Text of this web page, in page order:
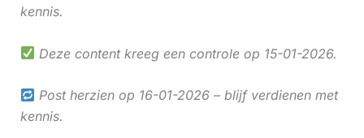
kennis.
Deze content kreeg een controle op 15-01-2026.
Post herzien op 16-01-2026 – blijf verdienen met
kennis.